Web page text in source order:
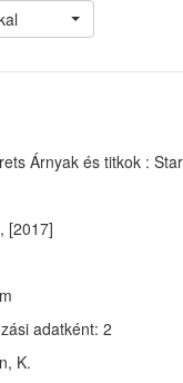
Árnyak és titkok :
[2017]
adatként: 2
K.